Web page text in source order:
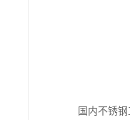
国内不锈